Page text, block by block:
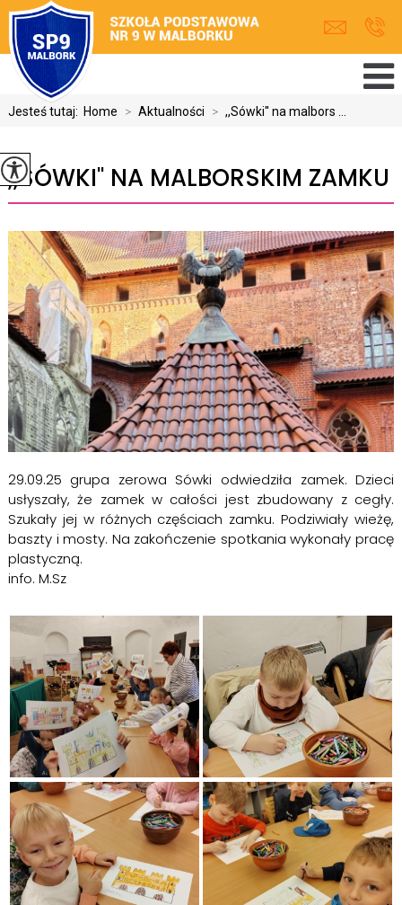
Jesteś tutaj: Home > Aktualności > ,,Sówki'' na malbors ...
,,SÓWKI'' NA MALBORSKIM ZAMKU
29.09.25 grupa zerowa Sówki odwiedziła zamek. Dzieci
usłyszały, że zamek w całości jest zbudowany z cegły.
Szukały jej w różnych częściach zamku. Podziwiały wieżę,
baszty i mosty. Na zakończenie spotkania wykonały pracę
plastyczną.
info. M.Sz